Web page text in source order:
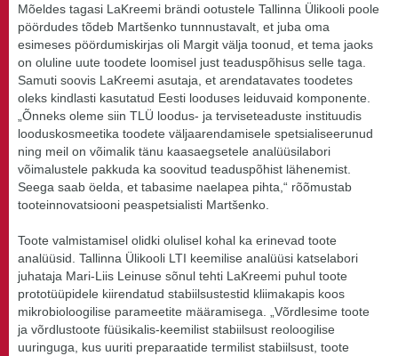
Mõeldes tagasi LaKreemi brändi ootustele Tallinna Ülikooli poole
pöördudes tõdeb Martšenko tunnnustavalt, et juba oma
esimeses pöördumiskirjas oli Margit välja toonud, et tema jaoks
on oluline uute toodete loomisel just teaduspõhisus selle taga.
Samuti soovis LaKreemi asutaja, et arendatavates toodetes
oleks kindlasti kasutatud Eesti looduses leiduvaid komponente.
„Õnneks oleme siin TLÜ loodus- ja terviseteaduste instituudis
looduskosmeetika toodete väljaarendamisele spetsialiseerunud
ning meil on võimalik tänu kaasaegsetele analüüsilabori
võimalustele pakkuda ka soovitud teaduspõhist lähenemist.
Seega saab öelda, et tabasime naelapea pihta,“ rõõmustab
tooteinnovatsiooni peaspetsialisti Martšenko.
Toote valmistamisel olidki olulisel kohal ka erinevad toote
analüüsid. Tallinna Ülikooli LTI keemilise analüüsi katselabori
juhataja Mari-Liis Leinuse sõnul tehti LaKreemi puhul toote
prototüüpidele kiirendatud stabiilsustestid kliimakapis koos
mikrobioloogilise parameetite määramisega. „Võrdlesime toote
ja võrdlustoote füüsikalis-keemilist stabiilsust reoloogilise
uuringuga, kus uuriti preparaatide termilist stabiilsust, toote